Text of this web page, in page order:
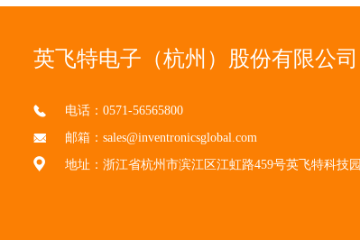
英飞特电子（杭州）股份有限公司
电话：0571-56565800
邮箱：sales@inventronicsglobal.com
地址：浙江省杭州市滨江区江虹路459号英飞特科技园